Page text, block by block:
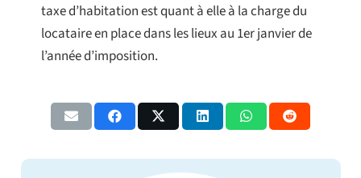
taxe d’habitation est quant à elle à la charge du
locataire en place dans les lieux au 1er janvier de
l’année d’imposition.